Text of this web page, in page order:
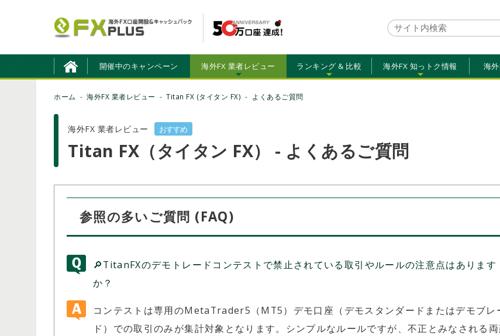
開催中のキャンペーン 海外FX 業者レビュー ランキング & 比較 海外FX 知っトク情報 海
ホーム 海外FX 業者レビュー Titan FX (タイタン FX) よくあるご質問
海外FX 業者レビュー おすすめ
Titan FX（タイタン FX） - よくあるご質問
参照の多いご質問 (FAQ)
🔎TitanFXのデモトレードコンテストで禁止されている取引やルールの注意点はあります
か？
コンテストは専用のMetaTrader5（MT5）デモ口座（デモスタンダードまたはデモブレ
ド）での取引のみが集計対象となります。シンプルなルールですが、不正とみなされる両